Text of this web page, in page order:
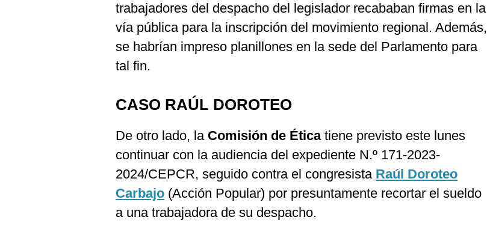
trabajadores del despacho del legislador recababan firmas en la
vía pública para la inscripción del movimiento regional. Además,
se habrían impreso planillones en la sede del Parlamento para
tal fin.
CASO RAÚL DOROTEO
De otro lado, la Comisión de Éticatiene previsto este lunes
continuar con la audiencia del expediente N.º 171-2023-
2024/CEPCR, seguido contra el congresista Raúl Doroteo
Carbajo (Acción Popular) por presuntamente recortar el sueldo
a una trabajadora de su despacho.